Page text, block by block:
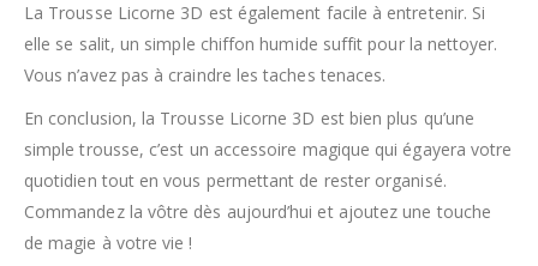
La Trousse Licorne 3D est également facile à entretenir. Si
elle se salit, un simple chiffon humide suffit pour la nettoyer.
Vous n’avez pas à craindre les taches tenaces.
En conclusion, la Trousse Licorne 3D est bien plus qu’une
simple trousse, c’est un accessoire magique qui égayera votre
quotidien tout en vous permettant de rester organisé.
Commandez la vôtre dès aujourd’hui et ajoutez une touche
de magie à votre vie !